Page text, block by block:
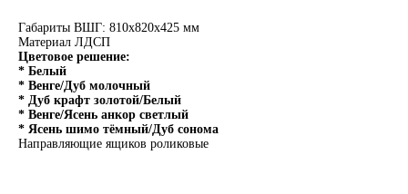
Габариты ВШГ: 810х820х425 мм
Материал ЛДСП
Цветовое решение:
* Белый
* Венге/Дуб молочный
* Дуб крафт золотой/Белый
* Венге/Ясень анкор светлый
* Ясень шимо тёмный/Дуб сонома
Направляющие ящиков роликовые